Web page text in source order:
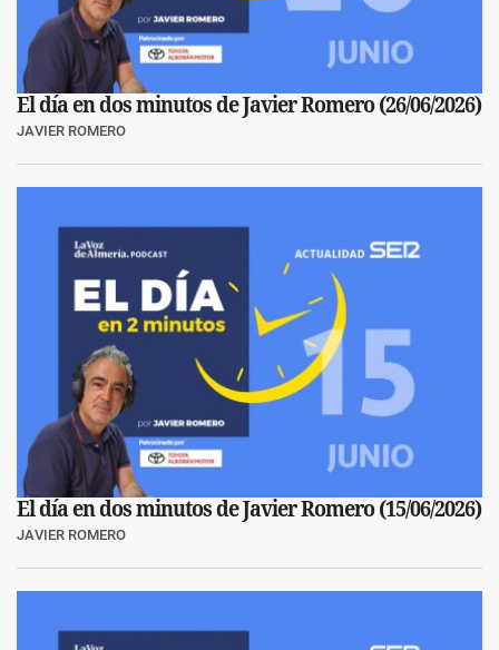
El día en dos minutos de Javier Romero (26/06/2026)
JAVIER ROMERO
El día en dos minutos de Javier Romero (15/06/2026)
JAVIER ROMERO